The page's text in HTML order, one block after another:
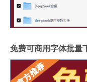
免费可商用字体批量